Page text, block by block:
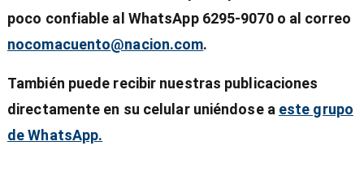
poco confiable al WhatsApp 6295-9070 o al correo
nocomacuento@nacion.com.
También puede recibir nuestras publicaciones
directamente en su celular uniéndose a este grupo
de WhatsApp.